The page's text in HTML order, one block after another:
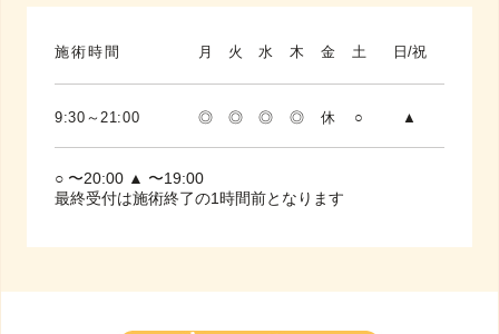
施術時間 月 火 水 木 金 土 日/祝
9:30～21:00 ◎ ◎ ◎ ◎ 休 ○ ▲
○ 〜20:00 ▲ 〜19:00
最終受付は施術終了の1時間前となります